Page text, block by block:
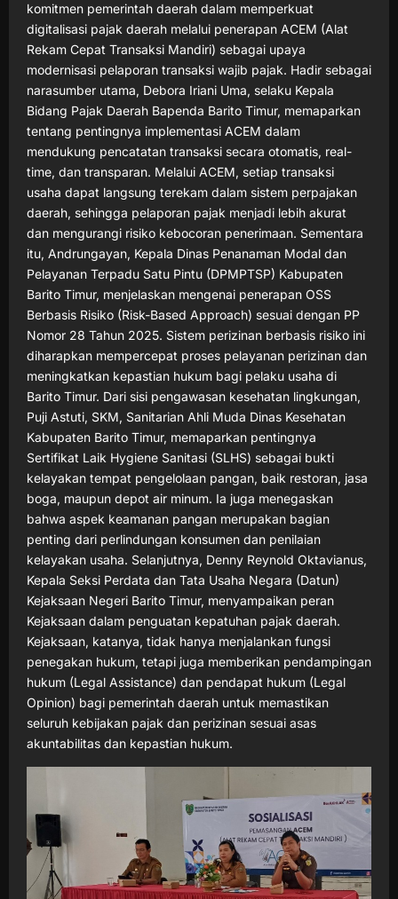
komitmen pemerintah daerah dalam memperkuat
digitalisasi pajak daerah melalui penerapan ACEM (Alat
Rekam Cepat Transaksi Mandiri) sebagai upaya
modernisasi pelaporan transaksi wajib pajak. Hadir sebagai
narasumber utama, Debora Iriani Uma, selaku Kepala
Bidang Pajak Daerah Bapenda Barito Timur, memaparkan
tentang pentingnya implementasi ACEM dalam
mendukung pencatatan transaksi secara otomatis, real-
time, dan transparan. Melalui ACEM, setiap transaksi
usaha dapat langsung terekam dalam sistem perpajakan
daerah, sehingga pelaporan pajak menjadi lebih akurat
dan mengurangi risiko kebocoran penerimaan. Sementara
itu, Andrungayan, Kepala Dinas Penanaman Modal dan
Pelayanan Terpadu Satu Pintu (DPMPTSP) Kabupaten
Barito Timur, menjelaskan mengenai penerapan OSS
Berbasis Risiko (Risk-Based Approach) sesuai dengan PP
Nomor 28 Tahun 2025. Sistem perizinan berbasis risiko ini
diharapkan mempercepat proses pelayanan perizinan dan
meningkatkan kepastian hukum bagi pelaku usaha di
Barito Timur. Dari sisi pengawasan kesehatan lingkungan,
Puji Astuti, SKM, Sanitarian Ahli Muda Dinas Kesehatan
Kabupaten Barito Timur, memaparkan pentingnya
Sertifikat Laik Hygiene Sanitasi (SLHS) sebagai bukti
kelayakan tempat pengelolaan pangan, baik restoran, jasa
boga, maupun depot air minum. Ia juga menegaskan
bahwa aspek keamanan pangan merupakan bagian
penting dari perlindungan konsumen dan penilaian
kelayakan usaha. Selanjutnya, Denny Reynold Oktavianus,
Kepala Seksi Perdata dan Tata Usaha Negara (Datun)
Kejaksaan Negeri Barito Timur, menyampaikan peran
Kejaksaan dalam penguatan kepatuhan pajak daerah.
Kejaksaan, katanya, tidak hanya menjalankan fungsi
penegakan hukum, tetapi juga memberikan pendampingan
hukum (Legal Assistance) dan pendapat hukum (Legal
Opinion) bagi pemerintah daerah untuk memastikan
seluruh kebijakan pajak dan perizinan sesuai asas
akuntabilitas dan kepastian hukum.